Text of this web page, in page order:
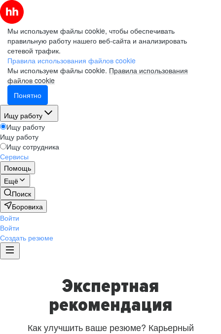
Мы используем файлы cookie, чтобы обеспечивать
правильную работу нашего веб-сайта и анализировать
сетевой трафик.
Правила использования файлов cookie
Мы используем файлы cookie. Правила использования
файлов cookie
Понятно
Ищу работу
Ищу работу
Ищу работу
Ищу сотрудника
Сервисы
Помощь
Ещё
Поиск
Боровиха
Войти
Войти
Создать резюме
Экспертная
рекомендация
Как улучшить ваше резюме? Карьерный